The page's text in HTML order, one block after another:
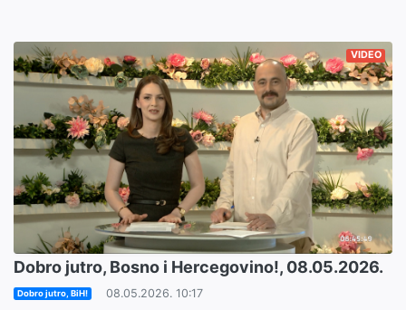
VIDEO
Dobro jutro, Bosno i Hercegovino!, 08.05.2026.
Dobro jutro, BiH! 08.05.2026. 10:17